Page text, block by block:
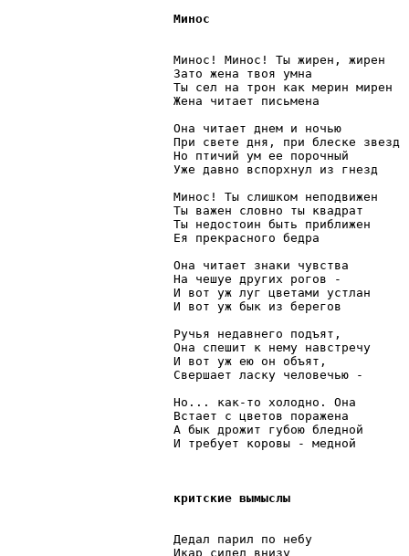
Минос
Минос! Минос! Ты жирен, жирен
Зато жена твоя умна
Ты сел на трон как мерин мирен
Жена читает письмена
Она читает днем и ночью
При свете дня, при блеске звезд
Но птичий ум ее порочный
Уже давно вспорхнул из гнезд
Минос! Ты слишком неподвижен
Ты важен словно ты квадрат
Ты недостоин быть приближен
Ея прекрасного бедра
Она читает знаки чувства
На чешуе других рогов -
И вот уж луг цветами устлан
И вот уж бык из берегов
Ручья недавнего подъят,
Она спешит к нему навстречу
И вот уж ею он объят,
Свершает ласку человечью -
Но... как-то холодно. Она
Встает с цветов поражена
А бык дрожит губою бледной
И требует коровы - медной
критские вымыслы
Дедал парил по небу
Икар сидел внизу